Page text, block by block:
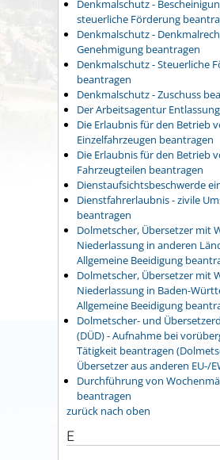
Denkmalschutz -
steuerliche Förderung
Denkmalschutz -
Genehmigung beantragen
Denkmalschutz - Steuerliche
beantragen
Denkmalschutz - Zuschuss
Der Arbeitsagentur
Die Erlaubnis für den Betrieb
Einzelfahrzeugen beantragen
Die Erlaubnis für den Betrieb
Fahrzeugteilen beantragen
Dienstaufsichtsbeschwerde
Dienstfahrerlaubnis - zivile
beantragen
Dolmetscher, Übersetzer mit
Niederlassung in anderen
Allgemeine Beeidigung
Dolmetscher, Übersetzer mit
Niederlassung in Baden-
Allgemeine Beeidigung
Dolmetscher- und
(DÜD) - Aufnahme bei
Tätigkeit beantragen
Übersetzer aus anderen EU-/
Durchführung von
beantragen
zurück nach oben
E